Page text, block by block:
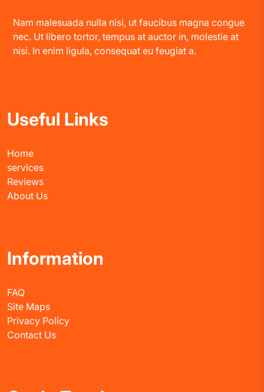
Nam malesuada nulla nisi, ut faucibus magna congue
nec. Ut libero tortor, tempus at auctor in, molestie at
nisi. In enim ligula, consequat eu feugiat a.
Useful Links
Home
services
Reviews
About Us
Information
FAQ
Site Maps
Privacy Policy
Contact Us